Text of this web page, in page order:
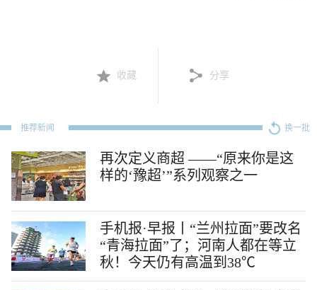
收藏 分享
推荐新闻 换一批
再次定义商超 ——“原来你是这
样的‘豫超’”系列观察之一
手机报·早报丨“兰州拉面”要改名
“青海拉面”了；河南人都在等立
秋！今天仍有高温到38℃